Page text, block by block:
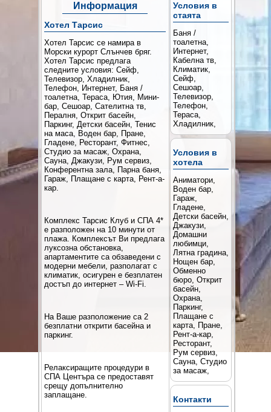
Условия в
стаята
Баня /
тоалетна,
Интернет,
Кабелна тв,
Климатик,
Сейф,
Сешоар,
Телевизор,
Телефон,
Тераса,
Хладилник,
Условия в
хотела
Аниматори,
Воден бар,
Гараж,
Гладене,
Детски басейн,
Джакузи,
Домашни
любимци,
Лятна градина,
Нощен бар,
Обменно
бюро, Открит
басейн,
Охрана,
Паркинг,
Плащане с
карта, Пране,
Рент-а-кар,
Ресторант,
Рум сервиз,
Сауна, Студио
за масаж,
Контакти
Информация
Хотел Тарсис
Хотел Тарсис се намира в
Морски курорт Слънчев бряг.
Хотел Тарсис предлага
следните условия: Сейф,
Телевизор, Хладилник,
Телефон, Интернет, Баня /
тоалетна, Тераса, Ютия, Мини-
бар, Сешоар, Сателитна тв,
Пералня, Открит басейн,
Паркинг, Детски басейн, Тенис
на маса, Воден бар, Пране,
Гладене, Ресторант, Фитнес,
Студио за масаж, Охрана,
Сауна, Джакузи, Рум сервиз,
Конферентна зала, Парна баня,
Гараж, Плащане с карта, Рент-а-
кар.
Комплекс Тарсис Клуб и СПА 4*
е разположен на 10 минути от
плажа. Комплексът Ви предлага
луксозна обстановка,
апартаментите са обзаведени с
модерни мебели, разполагат с
климатик, осигурен е безплатен
достъп до интернет – Wi-Fi.
На Ваше разположение са 2
безплатни открити басейна и
паркинг.
Релаксиращите процедури в
СПА Центъра се предоставят
срещу допълнително
заплащане.